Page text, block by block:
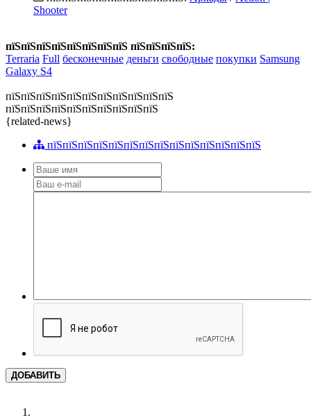
Shooter
пїЅпїЅпїЅпїЅпїЅпїЅпїЅпїЅ пїЅпїЅпїЅпїЅ:
Terraria Full бесконечные деньги свободные покупки Samsung
Galaxy S4
пїЅпїЅпїЅпїЅпїЅпїЅпїЅпїЅпїЅпїЅпїЅ
пїЅпїЅпїЅпїЅпїЅпїЅпїЅпїЅпїЅпїЅ
{related-news}
пїЅпїЅпїЅпїЅпїЅпїЅпїЅпїЅпїЅпїЅпїЅпїЅпїЅпїЅ
ДОБАВИТЬ